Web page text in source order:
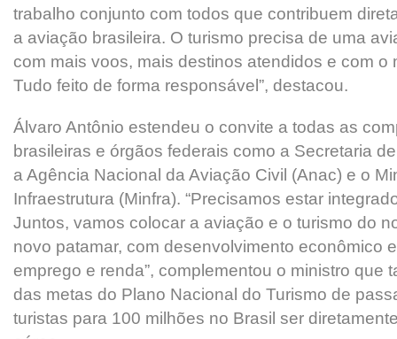
trabalho conjunto com todos que contribuem
a aviação brasileira. O turismo precisa de uma
com mais voos, mais destinos atendidos e com o
Tudo feito de forma responsável”, destacou.
Álvaro Antônio estendeu o convite a todas as
brasileiras e órgãos federais como a Secretaria
a Agência Nacional da Aviação Civil (Anac) e o
Infraestrutura (Minfra). “Precisamos estar
Juntos, vamos colocar a aviação e o turismo do
novo patamar, com desenvolvimento econômico
emprego e renda”, complementou o ministro que
das metas do Plano Nacional do Turismo de
turistas para 100 milhões no Brasil ser